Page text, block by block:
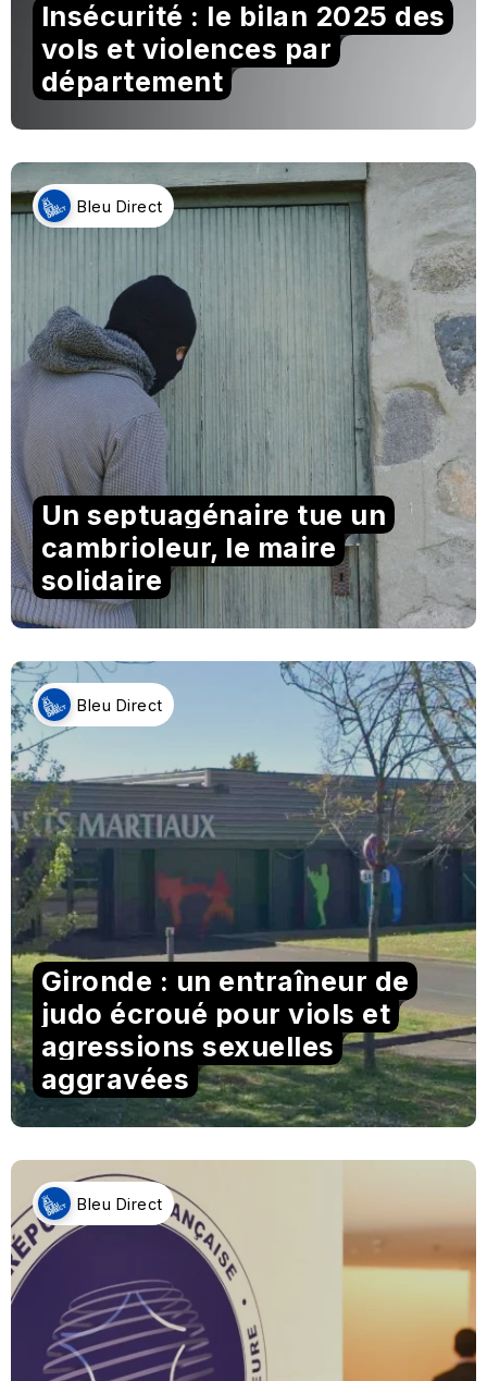
Insécurité : le bilan 2025 des
vols et violences par
département
Bleu Direct
Un septuagénaire tue un
cambrioleur, le maire
solidaire
Bleu Direct
Gironde : un entraîneur de
judo écroué pour viols et
agressions sexuelles
aggravées
Bleu Direct